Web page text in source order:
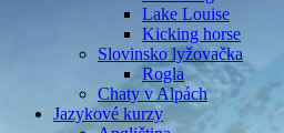
Lake Louise
Kicking horse
Slovinsko lyžovačka
Rogla
Chaty v Alpách
Jazykové kurzy